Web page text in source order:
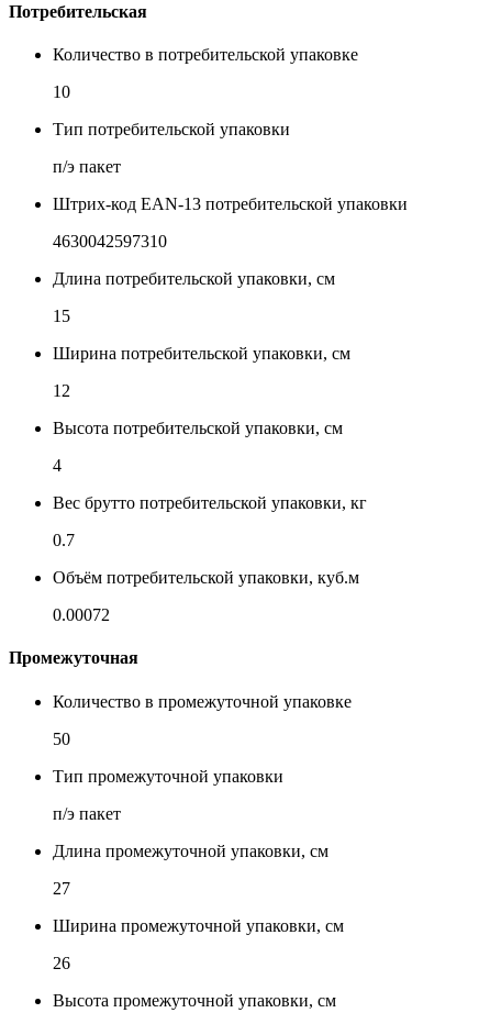
Потребительская
Количество в потребительской упаковке
10
Тип потребительской упаковки
п/э пакет
Штрих-код EAN-13 потребительской упаковки
4630042597310
Длина потребительской упаковки, см
15
Ширина потребительской упаковки, см
12
Высота потребительской упаковки, см
4
Вес брутто потребительской упаковки, кг
0.7
Объём потребительской упаковки, куб.м
0.00072
Промежуточная
Количество в промежуточной упаковке
50
Тип промежуточной упаковки
п/э пакет
Длина промежуточной упаковки, см
27
Ширина промежуточной упаковки, см
26
Высота промежуточной упаковки, см